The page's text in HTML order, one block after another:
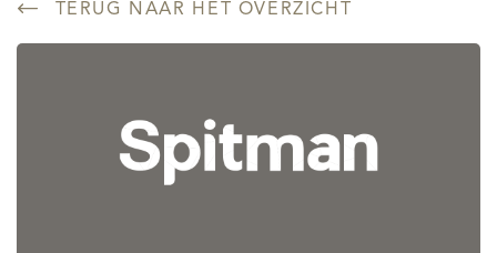
TERUG NAAR HET OVERZICHT